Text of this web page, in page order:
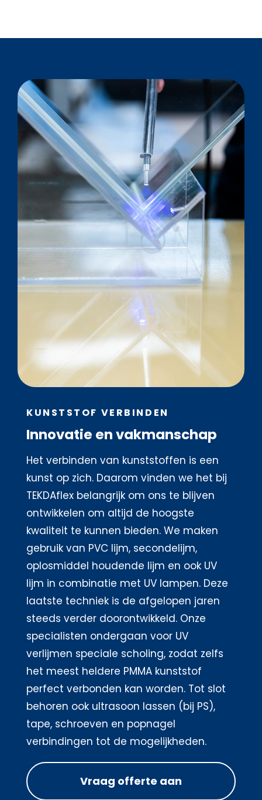
KUNSTSTOF VERBINDEN
Innovatie en vakmanschap
Het verbinden van kunststoffen is een
kunst op zich. Daarom vinden we het bij
TEKDAflex belangrijk om ons te blijven
ontwikkelen om altijd de hoogste
kwaliteit te kunnen bieden. We maken
gebruik van PVC lijm, secondelijm,
oplosmiddel houdende lijm en ook UV
lijm in combinatie met UV lampen. Deze
laatste techniek is de afgelopen jaren
steeds verder doorontwikkeld. Onze
specialisten ondergaan voor UV
verlijmen speciale scholing, zodat zelfs
het meest heldere PMMA kunststof
perfect verbonden kan worden. Tot slot
behoren ook ultrasoon lassen (bij PS),
tape, schroeven en popnagel
verbindingen tot de mogelijkheden.
Vraag offerte aan